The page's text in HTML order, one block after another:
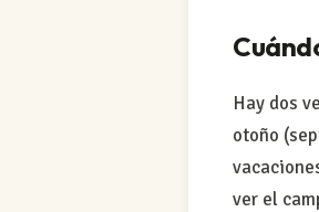
Hay dos
otoño
ver el